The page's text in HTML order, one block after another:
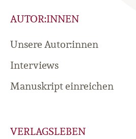
AUTOR:INNEN
Unsere Autor:innen
Interviews
Manuskript einreichen
VERLAGSLEBEN